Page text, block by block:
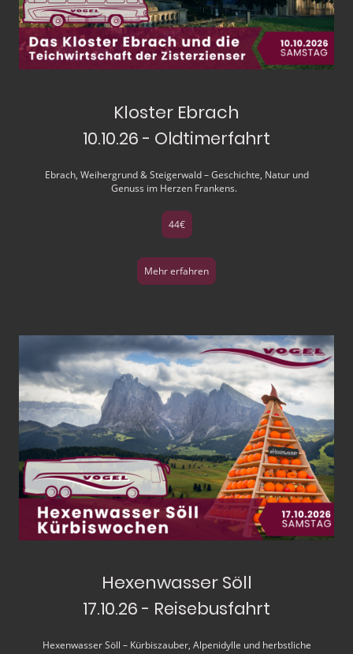
Kloster Ebrach
10.10.26 - Oldtimerfahrt
Ebrach, Weihergrund & Steigerwald – Geschichte, Natur und
Genuss im Herzen Frankens.
44€
Mehr erfahren
Hexenwasser Söll
17.10.26 - Reisebusfahrt
Hexenwasser Söll – Kürbiszauber, Alpenidylle und herbstliche